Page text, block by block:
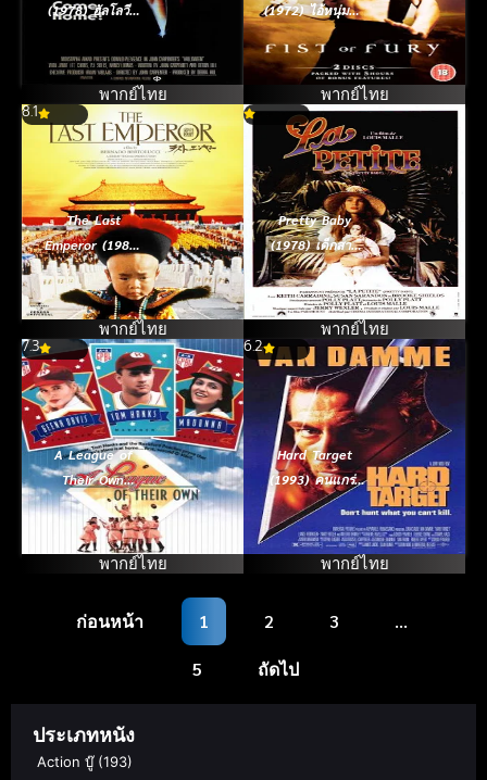
(1978) ฮัลโลวีน
พากย์ไทย
(1972) ไอ้หนุ่มซิน
ตึ๊ง…ล้างแค้น
(Bruce Lee)
พากย์ไทย
8.1
The Last
Emperor (1987)
จักรพรรดิโลกไม่
ลืม
พากย์ไทย
Pretty Baby
(1978) เด็กสาว
แสนสวย [ซับไทย]
พากย์ไทย
7.3
A League of
Their Own
(1992) ผู้หญิงไม่
ได้มีไว้รักอย่าง
เดียวพากย์ไทย
6.2
Hard Target
(1993) คนแกร่ง
ทะลวงเดี่ยว
พากย์ไทย
ก่อนหน้า 1 2 3 …
5 ถัดไป
ประเภทหนัง
Action บู๊(193)